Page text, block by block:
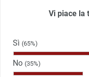
Vi piace la
Sì (65%)
No (35%)